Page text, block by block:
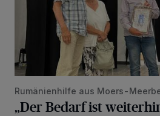
Rumänienhilfe aus Moers-
„Der Bedarf ist